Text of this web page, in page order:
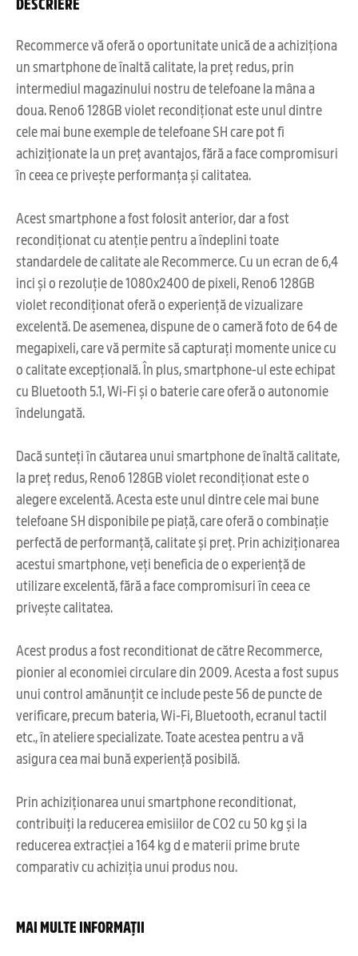
Recommerce vă oferă o oportunitate unică de a achiziționa
un smartphone de înaltă calitate, la preț redus, prin
intermediul magazinului nostru de telefoane la mâna a
doua. Reno6 128GB violet recondiționat este unul dintre
cele mai bune exemple de telefoane SH care pot fi
achiziționate la un preț avantajos, fără a face compromisuri
în ceea ce privește performanța și calitatea.
Acest smartphone a fost folosit anterior, dar a fost
recondiționat cu atenție pentru a îndeplini toate
standardele de calitate ale Recommerce. Cu un ecran de 6,4
inci și o rezoluție de 1080x2400 de pixeli, Reno6 128GB
violet recondiționat oferă o experiență de vizualizare
excelentă. De asemenea, dispune de o cameră foto de 64 de
megapixeli, care vă permite să capturați momente unice cu
o calitate excepțională. În plus, smartphone-ul este echipat
cu Bluetooth 5.1, Wi-Fi și o baterie care oferă o autonomie
îndelungată.
Dacă sunteți în căutarea unui smartphone de înaltă calitate,
la preț redus, Reno6 128GB violet recondiționat este o
alegere excelentă. Acesta este unul dintre cele mai bune
telefoane SH disponibile pe piață, care oferă o combinație
perfectă de performanță, calitate și preț. Prin achiziționarea
acestui smartphone, veți beneficia de o experiență de
utilizare excelentă, fără a face compromisuri în ceea ce
privește calitatea.
Acest produs a fost reconditionat de către Recommerce,
pionier al economiei circulare din 2009. Acesta a fost supus
unui control amănunțit ce include peste 56 de puncte de
verificare, precum bateria, Wi-Fi, Bluetooth, ecranul tactil
etc., în ateliere specializate. Toate acestea pentru a vă
asigura cea mai bună experiență posibilă.
Prin achiziționarea unui smartphone reconditionat,
contribuiți la reducerea emisiilor de CO2 cu 50 kg și la
reducerea extracției a 164 kg d e materii prime brute
comparativ cu achiziția unui produs nou.
MAI MULTE INFORMAȚII